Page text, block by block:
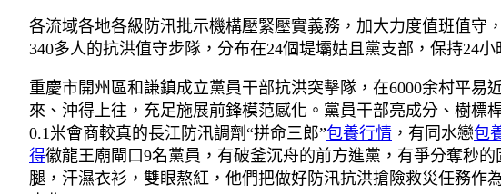
各流域各地各級防汛批示機構壓緊壓實義務，加大力度值班值
340多人的抗洪值守步隊，分布在24個堤壩姑且黨支部，保持24小
重慶市開州區和謙鎮成立黨員干部抗洪突擊隊，在6000余村平
來、沖得上往，充足施展前鋒模范感化。黨員干部亮成分、樹標
0.1米會商較真的長江防汛調劑“拼命三郎”包養行情 ，有同水戀包
得徽龍王廟閘口9名黨員，有破釜沉舟的前方進黨，有爭分奪秒
腿，汗濕衣衫，雙眼熬紅，他們把做好防汛抗洪搶險救災任務作